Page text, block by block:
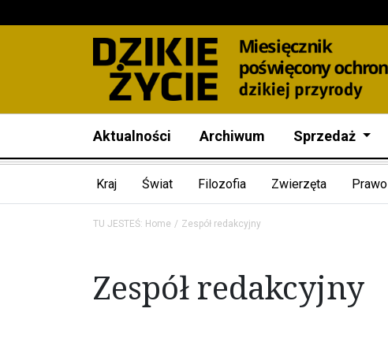
Aktualności Archiwum Sprzedaż
Kraj Świat Filozofia Zwierzęta Prawo
TU JESTEŚ: Home Zespół redakcyjny
Zespół redakcyjny